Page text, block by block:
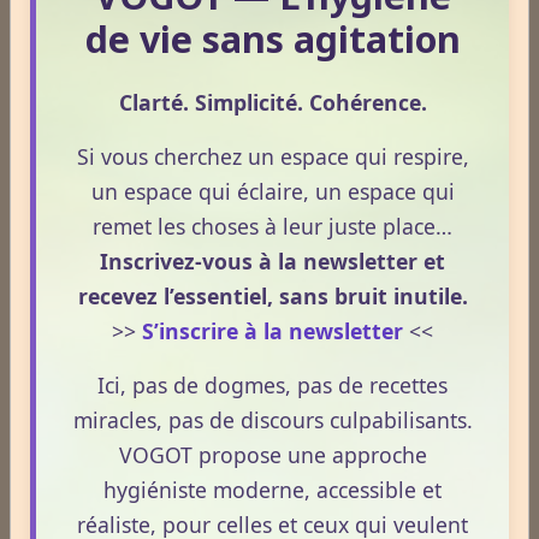
allégations thérapeutiques.
Le CBD suscite un intérêt croissant lorsqu’il est
question de douleurs et de bien‑être. Pourtant, son
rôle réel, son cadre légal et ses usages externes
mise au point claire, moderne et conforme à la
réglementation française de 2026, afin de mieux
comprendre comment le CBD s’intègre dans une
approche globale de prévention.
Lire la suite
CBD : l'anti-inflammatoire du 21ème siècle.
Le 13/05/2026
Le CBD occupe une place croissante dans les
discussions autour du bien‑être et de la prévention.
Souvent présenté comme un allié naturel, il suscite
un intérêt grandissant pour ses usages externes et
son interaction avec le système endocannabinoïde.
Cet article propose une mise au point claire, moderne
Lire la suite
de vie sans agitation
Clarté. Simplicité. Cohérence.
Si vous cherchez un espace qui respire,
un espace qui éclaire, un espace qui
remet les choses à leur juste place…
Inscrivez-vous à la newsletter et
recevez l’essentiel, sans bruit inutile.
>> S’inscrire à la newsletter <<
Ici, pas de dogmes, pas de recettes
miracles, pas de discours culpabilisants.
VOGOT propose une approche
hygiéniste moderne, accessible et
réaliste, pour celles et ceux qui veulent